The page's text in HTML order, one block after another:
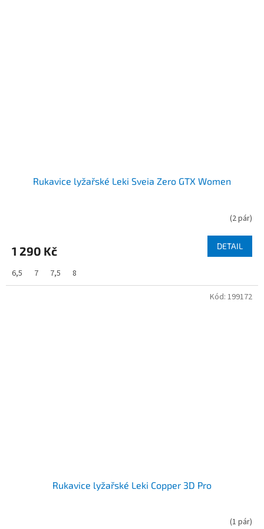
Rukavice lyžařské Leki Sveia Zero GTX Women
(2 pár)
1 290 Kč DETAIL
6,5 7 7,5 8
Rukavice lyžařské Leki Copper 3D Pro
(1 pár)
Kód: 199172